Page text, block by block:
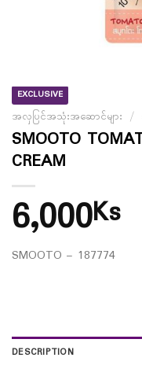
EXCLUSIVE
အလှပြင်အသုံးအဆောင်များ /
SMOOTO
CREAM
6,000Ks
SMOOTO – 187774
DESCRIPTION